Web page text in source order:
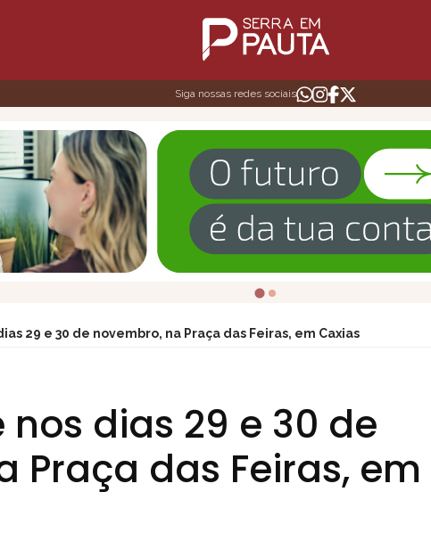
Siga nossas redes sociais
29 e 30 de novembro, na Praça das Feiras, em Caxias
dias 29 e 30 de
Praça das Feiras, em